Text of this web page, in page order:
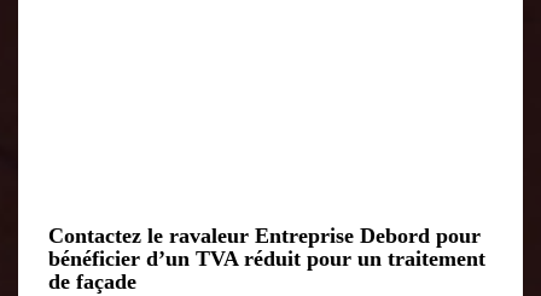
Contactez le ravaleur Entreprise Debord pour
bénéficier d’un TVA réduit pour un traitement
de façade